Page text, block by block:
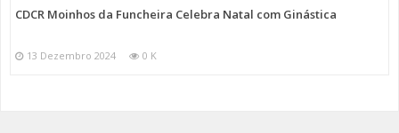
CDCR Moinhos da Funcheira Celebra Natal com Ginástica
13 Dezembro 2024 0 K